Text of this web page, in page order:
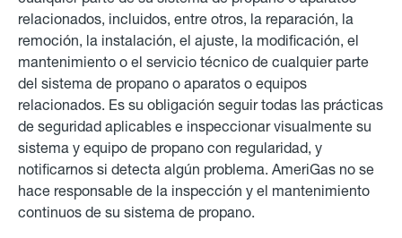
relacionados, incluidos, entre otros, la reparación, la
remoción, la instalación, el ajuste, la modificación, el
mantenimiento o el servicio técnico de cualquier parte
del sistema de propano o aparatos o equipos
relacionados. Es su obligación seguir todas las prácticas
de seguridad aplicables e inspeccionar visualmente su
sistema y equipo de propano con regularidad, y
notificarnos si detecta algún problema. AmeriGas no se
hace responsable de la inspección y el mantenimiento
continuos de su sistema de propano.